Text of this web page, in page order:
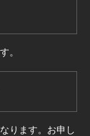
。
ります。お申し